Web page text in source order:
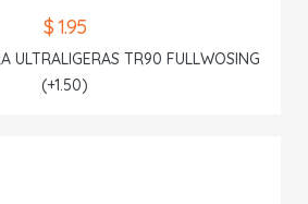
$ 1.95
ULTRALIGERAS TR90 FULLWOSING
(+1.50)